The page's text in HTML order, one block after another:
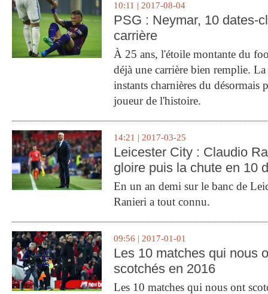
10:11 | 2017-08-04
PSG : Neymar, 10 dates-
carrière
À 25 ans, l'étoile montante du
déjà une carrière bien remplie.
instants charnières du désormais
joueur de l'histoire.
14:21 | 2017-03-25
Leicester City : Claudio
gloire puis la chute en 10
En un an demi sur le banc de
Ranieri a tout connu.
09:56 | 2017-01-01
Les 10 matches qui nous
scotchés en 2016
Les 10 matches qui nous ont